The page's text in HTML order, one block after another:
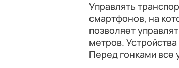
Управлять
смартфонов, на
позволяет
метров.
Перед гонками все